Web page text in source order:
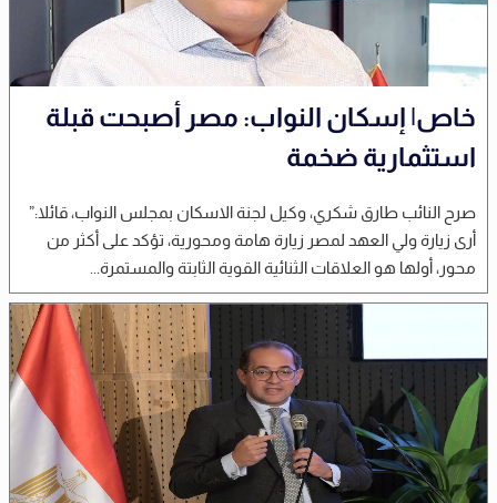
خاص| إسكان النواب: مصر أصبحت قبلة
استثمارية ضخمة
صرح النائب طارق شكري، وكيل لجنة الاسكان بمجلس النواب، قائلا:”
أرى زيارة ولي العهد لمصر زيارة هامة ومحورية، تؤكد على أكثر من
محور، أولها هو العلاقات الثنائية القوية الثابتة والمستمرة...